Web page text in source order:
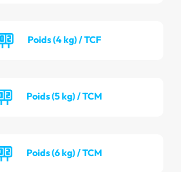
Poids (4 kg) / TCF
Poids (5 kg) / TCM
Poids (6 kg) / TCM